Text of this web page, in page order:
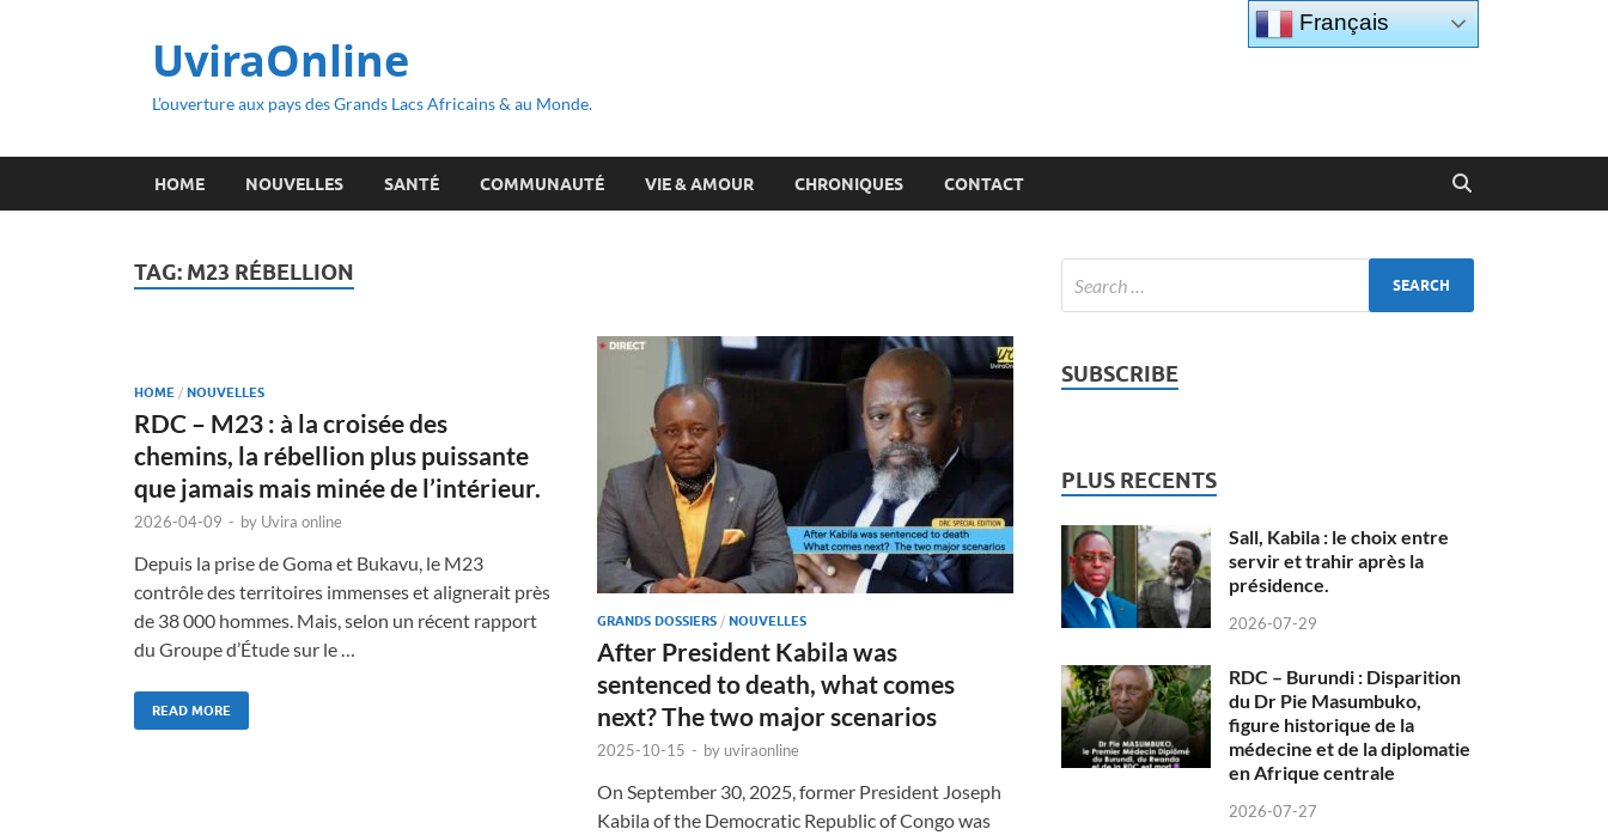
UviraOnline
L’ouverture aux pays des Grands Lacs Africains & au Monde.
HOME NOUVELLES SANTÉ COMMUNAUTÉ VIE & AMOUR CHRONIQUES CONTACT
TAG: M23 RÉBELLION
HOME / NOUVELLES
RDC – M23 : à la croisée des
chemins, la rébellion plus puissante
que jamais mais minée de l’intérieur.
2026-04-09 - by Uvira online
Depuis la prise de Goma et Bukavu, le M23
contrôle des territoires immenses et alignerait près
de 38 000 hommes. Mais, selon un récent rapport
du Groupe d’Étude sur le …
READ MORE
GRANDS DOSSIERS / NOUVELLES
After President Kabila was
sentenced to death, what comes
next? The two major scenarios
2025-10-15 - byuviraonline
On September 30, 2025, former President Joseph
Kabila of the Democratic Republic of Congo was
SUBSCRIBE
PLUS RECENTS
Sall, Kabila : le choix entre
servir et trahir après la
présidence.
2026-07-29
RDC – Burundi : Disparition
du Dr Pie Masumbuko,
figure historique de la
médecine et de la diplomatie
en Afrique centrale
2026-07-27
Français